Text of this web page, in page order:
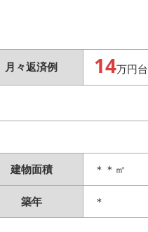
月々返済例 14万円台
建物面積 ＊＊㎡
築年 ＊